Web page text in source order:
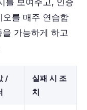
를 보여주고, 인증
오를 매주 연습합
가능하게 하고
/
실패 시 조
치